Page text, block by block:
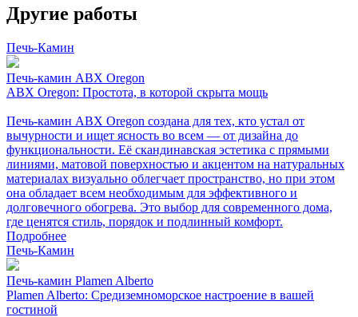
Другие работы
Печь-Камин
Печь-камин ABX Oregon
ABX Oregon: Простота, в которой скрыта мощь
Печь-камин ABX Oregon создана для тех, кто устал от
вычурности и ищет ясность во всем — от дизайна до
функциональности. Её скандинавская эстетика с прямыми
линиями, матовой поверхностью и акцентом на натуральных
материалах визуально облегчает пространство, но при этом
она обладает всем необходимым для эффективного и
долговечного обогрева. Это выбор для современного дома,
где ценятся стиль, порядок и подлинный комфорт.
Подробнее
Печь-Камин
Печь-камин Plamen Alberto
Plamen Alberto: Средиземноморское настроение в вашей
гостиной